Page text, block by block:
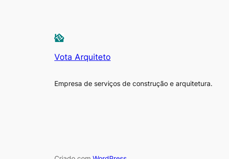
Vota Arquiteto
Empresa de serviços de construção e arquitetura.